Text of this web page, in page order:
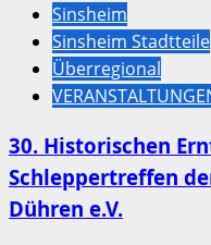
Sinsheim
Sinsheim Stadtteile
Überregional
30. Historischen
Schleppertreffen
Dühren e.V.